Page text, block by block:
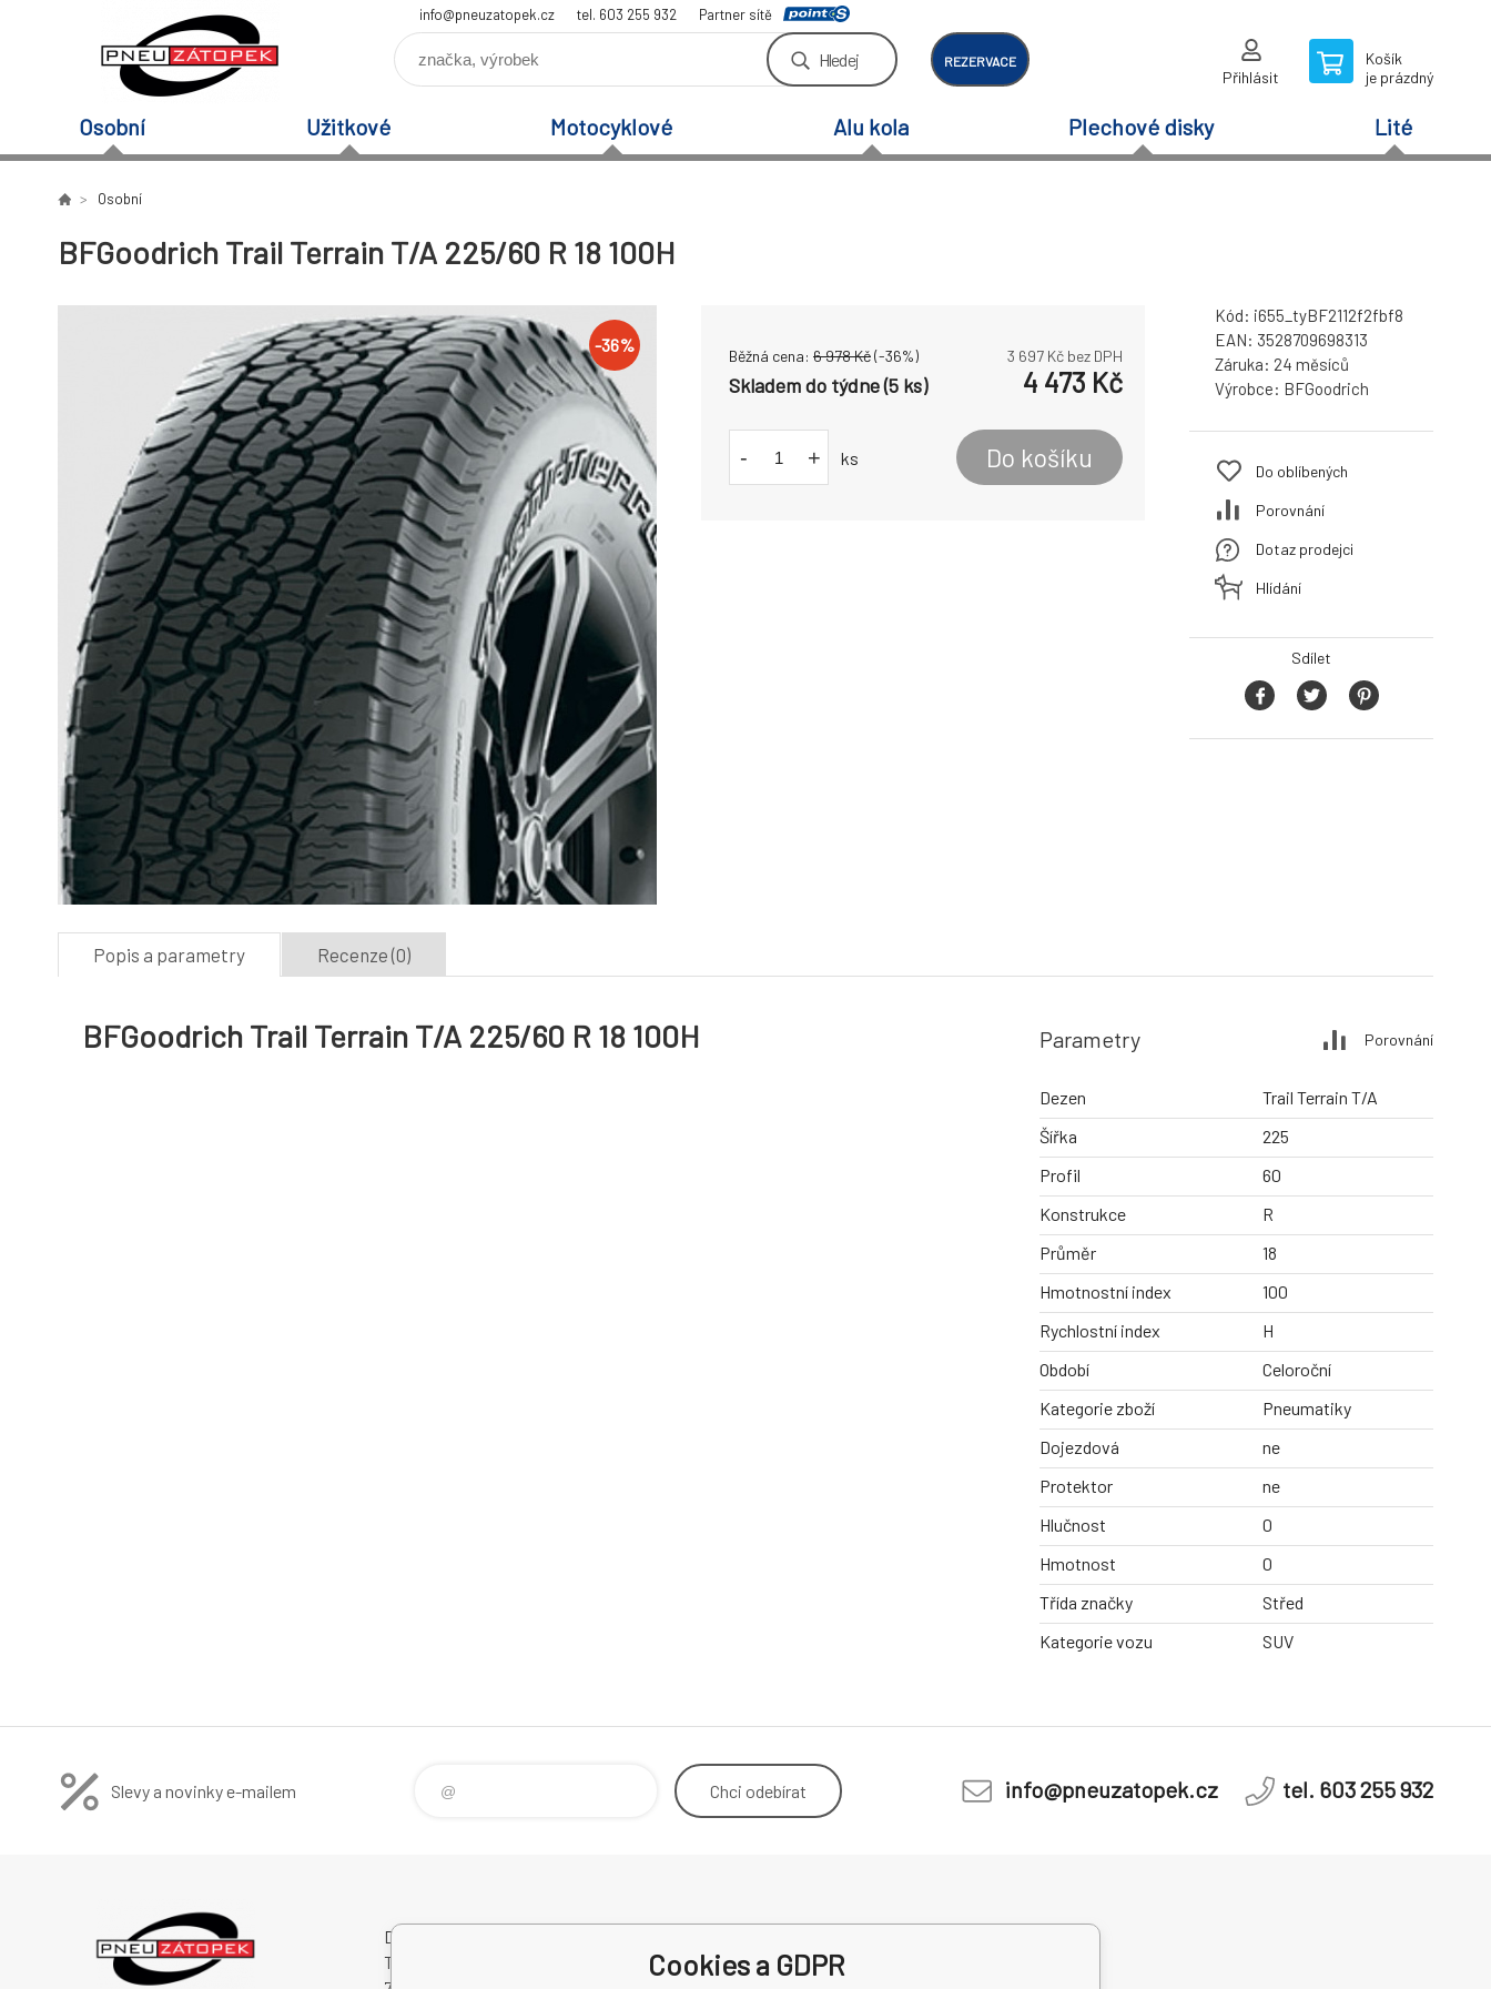
info@pneuzatopek.cz tel. 603 255 932 Partner sítě
Hledej REZERVACE
Přihlásit
Košík
je prázdný
Osobní Užitkové Motocyklové Alu kola Plechové disky Lité
Osobní
BFGoodrich Trail Terrain T/A 225/60 R 18 100H
-36%
Běžná cena: 6 978Kč(-36%) 3 697 Kč bez DPH
Skladem do týdne (5 ks) 4 473 Kč
- + ks Do košíku
Kód: i655_tyBF2112f2fbf8
EAN: 3528709698313
Záruka: 24 měsíců
Výrobce: BFGoodrich
Do oblíbených
Porovnání
Dotaz prodejci
Hlídání
Sdílet
Popis a parametry Recenze (0)
BFGoodrich Trail Terrain T/A 225/60 R 18 100H Parametry Porovnání
Dezen
Trail Terrain T/A
Šířka
225
Profil
60
Konstrukce
R
Průměr
18
Hmotnostní index
100
Rychlostní index
H
Období
Celoroční
Kategorie zboží
Pneumatiky
Dojezdová
ne
Protektor
ne
Hlučnost
0
Hmotnost
0
Třída značky
Střed
Kategorie vozu
SUV
Slevy a novinky e-mailem Chci odebírat info@pneuzatopek.cz tel. 603 255 932
Dalibor Zátopek
Tichá 488
Reklamace
Cookies a GDPR